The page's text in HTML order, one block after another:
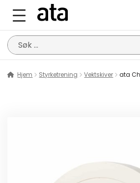
Søk
etter:
Hjem Styrketrening Vektskiver ata